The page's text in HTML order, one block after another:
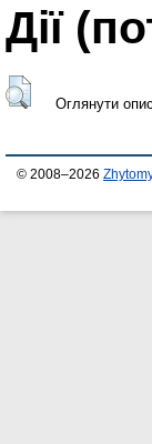
Дії
Оглянути
© 2008–2026